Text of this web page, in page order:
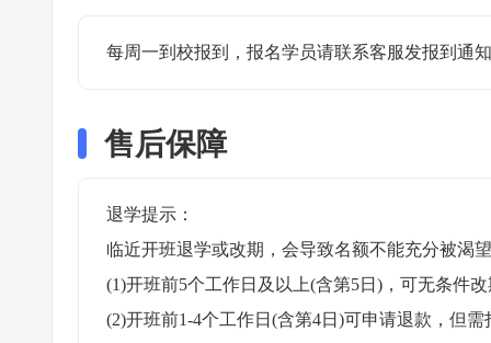
每周一到校报到，报名学员请联系客服发报到通
售后保障
退学提示：
临近开班退学或改期，会导致名额不能充分被渴
(1)开班前5个工作日及以上(含第5日)，可无条件
(2)开班前1-4个工作日(含第4日)可申请退款，但